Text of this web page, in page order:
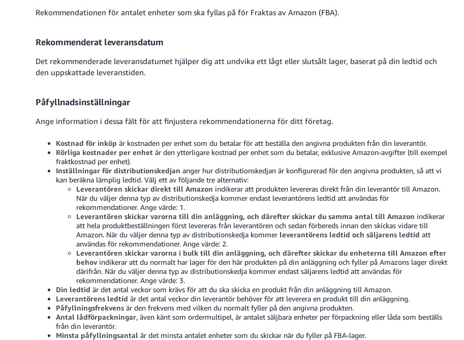
Rekommendationen för antalet enheter som ska fyllas på för Fraktas av Amazon (FBA).
Rekommenderat leveransdatum
Det rekommenderade leveransdatumet hjälper dig att undvika ett lågt eller slutsålt lager, baserat på din ledtid och
den uppskattade leveranstiden.
Påfyllnadsinställningar
Ange information i dessa fält för att finjustera rekommendationerna för ditt företag.
Kostnad för inköp är kostnaden per enhet som du betalar för att beställa den angivna produkten från din leverantör.
Rörliga kostnader per enhet är den ytterligare kostnad per enhet som du betalar, exklusive Amazon-avgifter (till exempel
fraktkostnad per enhet).
Inställningar för distributionskedjan anger hur distributionskedjan är konfigurerad för den angivna produkten, så att vi
kan beräkna lämplig ledtid. Välj ett av följande tre alternativ:
Leverantören skickar direkt till Amazon indikerar att produkten levereras direkt från din leverantör till Amazon.
När du väljer denna typ av distributionskedja kommer endast leverantörens ledtid att användas för
rekommendationer. Ange värde: 1.
Leverantören skickar varorna till din anläggning, och därefter skickar du samma antal till Amazon indikerar
att hela produktbeställningen först levereras från leverantören och sedan förbereds innan den skickas vidare till
Amazon. När du väljer denna typ av distributionskedja kommer leverantörens ledtid och säljarens ledtid att
användas för rekommendationer. Ange värde: 2.
Leverantören skickar varorna i bulk till din anläggning, och därefter skickar du enheterna till Amazon efter
behovindikerar att du normalt har lager för den här produkten på din anläggning och fyller på Amazons lager direkt
därifrån. När du väljer denna typ av distributionskedja kommer endast säljarens ledtid att användas för
rekommendationer. Ange värde: 3.
Din ledtid är det antal veckor som krävs för att du ska skicka en produkt från din anläggning till Amazon.
Leverantörens ledtid är det antal veckor din leverantör behöver för att leverera en produkt till din anläggning.
Påfyllningsfrekvens är den frekvens med vilken du normalt fyller på den angivna produkten.
Antal lådförpackningar, även känt som ordermultipel, är antalet säljbara enheter per förpackning eller låda som beställs
från din leverantör.
Minsta påfyllningsantal är det minsta antalet enheter som du skickar när du fyller på FBA-lager.